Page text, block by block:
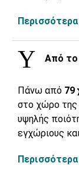
Περισσότερα
Από το
Πάνω από 79
στο χώρο της
υψηλής
εγχώριους
Περισσότερα